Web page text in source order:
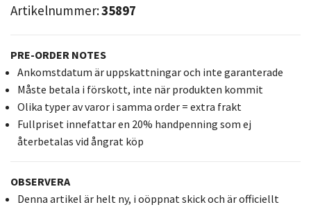
Artikelnummer:35897
PRE-ORDER NOTES
Ankomstdatum är uppskattningar och inte garanterade
Måste betala i förskott, inte när produkten kommit
Olika typer av varor i samma order = extra frakt
Fullpriset innefattar en 20% handpenning som ej
återbetalas vid ångrat köp
OBSERVERA
Denna artikel är helt ny, i oöppnat skick och är officiellt